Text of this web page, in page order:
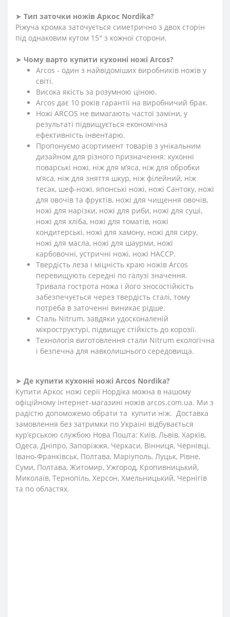
➤ Тип заточки ножів Аркос Nordika?
Ріжуча кромка заточується симетрично з двох сторін
під однаковим кутом 15° з кожної сторони.
➤ Чому варто купити кухонні ножі Arcos?
Arcos - один з найвідоміших виробників ножів у
світі.
Висока якість за розумною ціною.
Arcos дає 10 років гарантії на виробничий брак.
Ножі ARCOS не вимагають частої заміни, у
результаті підвищується економічна
ефективність інвентарю.
Пропонуємо асортимент товарів з унікальним
дизайном для різного призначення: кухонні
поварські ножі, ніж для м’яса, ніж для обробки
м’яса, ніж для зняття шкур, ніж філейний, ніж
тесак, шеф-ножі, японські ножі, ножі Сантоку, ножі
для овочів та фруктів, ножі для чищення овочів,
ножі для нарізки, ножі для риби, ножі для суші,
ножі для хліба, ножі для томатів, ножі
кондитерські, ножі для хамону, ножі для сиру,
ножі для масла, ножі для шаурми, ножі
карбовочні, устричні ножі, ножі HACCP.
Твердість леза і міцність краю ножів Arcos
перевищують середні по галузі значення.
Тривала гострота ножа і його зносостійкість
забезпечується через твердість сталі, тому
потреба в заточенні виникає рідше.
Сталь Nitrum, завдяки удосконаленій
мікроструктурі, підвищує стійкість до корозії.
Технологія виготовлення стали Nitrum екологічна
і безпечна для навколишнього середовища.
➤ Де купити кухонні ножі Arcos Nordika?
Купити Аркос ножі серії Нордіка можна в нашому
офіційному інтернет-магазині ножів arcos.com.ua. Ми з
радістю допоможемо обрати та купити ніж. Доставка
замовлення без затримки по Україні відбувається
кур’єрською службою Нова Пошта: Київ, Львів, Харків,
Одеса, Дніпро, Запоріжжя, Черкаси, Вінниця, Чернівці,
Івано-Франківськ, Полтава, Маріуполь, Луцьк, Рівне,
Суми, Полтава, Житомир, Ужгород, Кропивницький,
Миколаїв, Тернопіль, Херсон, Хмельницький, Чернігів
та по областях.